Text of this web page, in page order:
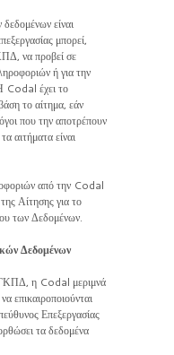
είναι
μπορεί,
να προβεί σε
ή για την
Codal έχει το
το αίτημα, εάν
που την αποτρέπουν
αιτήματα είναι
από την Codal
Αίτησης για το
των Δεδομένων.
Δεδομένων
η Codal μεριμνά
επικαιροποιούνται
Επεξεργασίας
τα δεδομένα